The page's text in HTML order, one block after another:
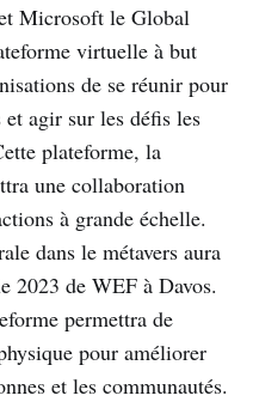
Microsoft le Global
virtuelle à but
de se réunir pour
agir sur les défis les
plateforme, la
une collaboration
à grande échelle.
dans le métavers aura
2023 de WEF à Davos.
permettra de
pour améliorer
et les communautés.